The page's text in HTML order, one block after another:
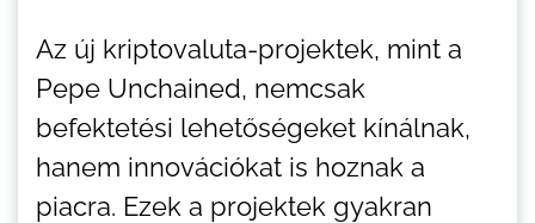
Az új kriptovaluta-projektek, mint a
Pepe Unchained, nemcsak
befektetési lehetőségeket kínálnak,
hanem innovációkat is hoznak a
piacra. Ezek a projektek gyakran